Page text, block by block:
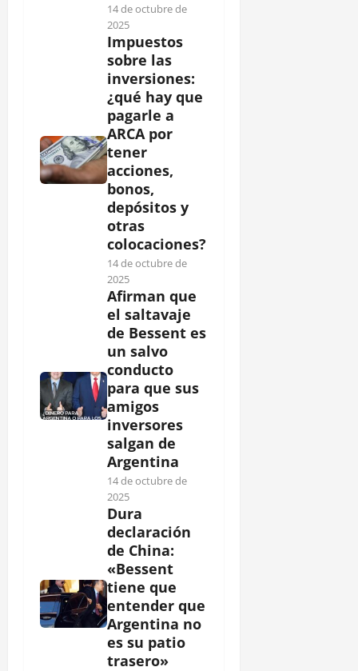
14 de octubre de
2025
Impuestos
sobre las
inversiones:
¿qué hay que
pagarle a
ARCA por
tener
acciones,
bonos,
depósitos y
otras
colocaciones?
14 de octubre de
2025
Afirman que
el saltavaje
de Bessent es
un salvo
conducto
para que sus
amigos
inversores
salgan de
Argentina
14 de octubre de
2025
Dura
declaración
de China:
«Bessent
tiene que
entender que
Argentina no
es su patio
trasero»